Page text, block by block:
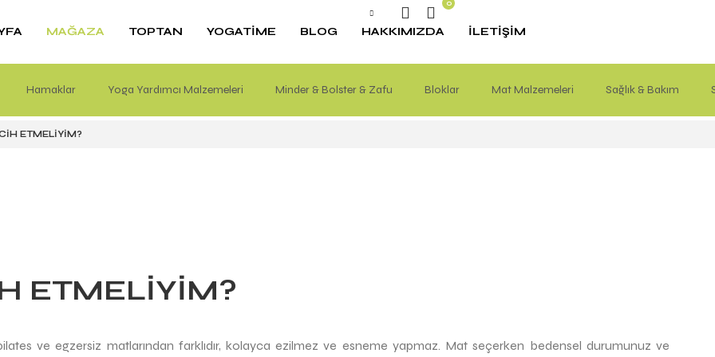
MAĞAZA
Hamaklar Yoga Yardımcı Malzemeleri Minder & Bolster & Zafu Bloklar Mat Malzemeleri Sağlık & Bakım
TOPTAN
SATIŞ
YOGATIME
STÜDYO
BLOG HAKKIMIZDA İLETIŞIM
0
ETMELIYIM?
ETMELIYIM?
ve egzersiz matlarından farklıdır, kolayca ezilmez ve esneme yapmaz. Mat seçerken bedensel durumunuz ve
Mat Malzemeleri Sağlık & Bakım Sima'nın El İşleri
İLETIŞIM